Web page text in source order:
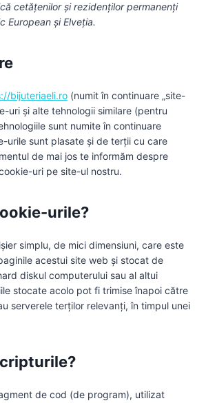
cetățenilor și rezidenților permanenți
European și Elveția.
bijuteriaeli.ro(numit în continuare „site-
uri și alte tehnologii similare (pentru
sunt numite în continuare
urile sunt plasate și de terții cu care
de mai jos te informăm despre
uri pe site-ul nostru.
urile?
simplu, de mici dimensiuni, care este
acestui site web și stocat de
diskul computerului sau al altui
stocate acolo pot fi trimise înapoi către
serverele terților relevanți, în timpul unei
de cod (de program), utilizat